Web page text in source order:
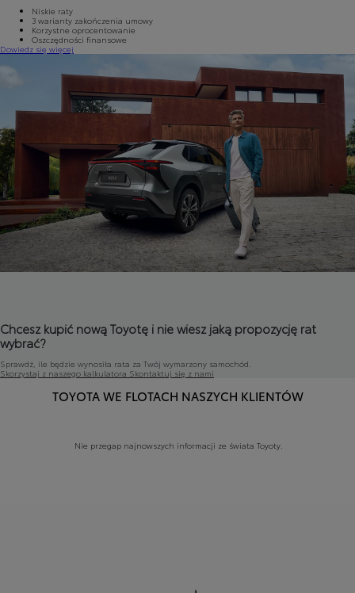
Niskie raty
3 warianty zakończenia umowy
Korzystne oprocentowanie
Oszczędności finansowe
Dowiedz się więcej
Chcesz kupić nową Toyotę i nie wiesz jaką propozycję rat
wybrać?
Sprawdź, ile będzie wynosiła rata za Twój wymarzony samochód.
Skorzystaj z naszego kalkulatora Skontaktuj się z nami
TOYOTA WE FLOTACH NASZYCH KLIENTÓW
Nie przegap najnowszych informacji ze świata Toyoty.